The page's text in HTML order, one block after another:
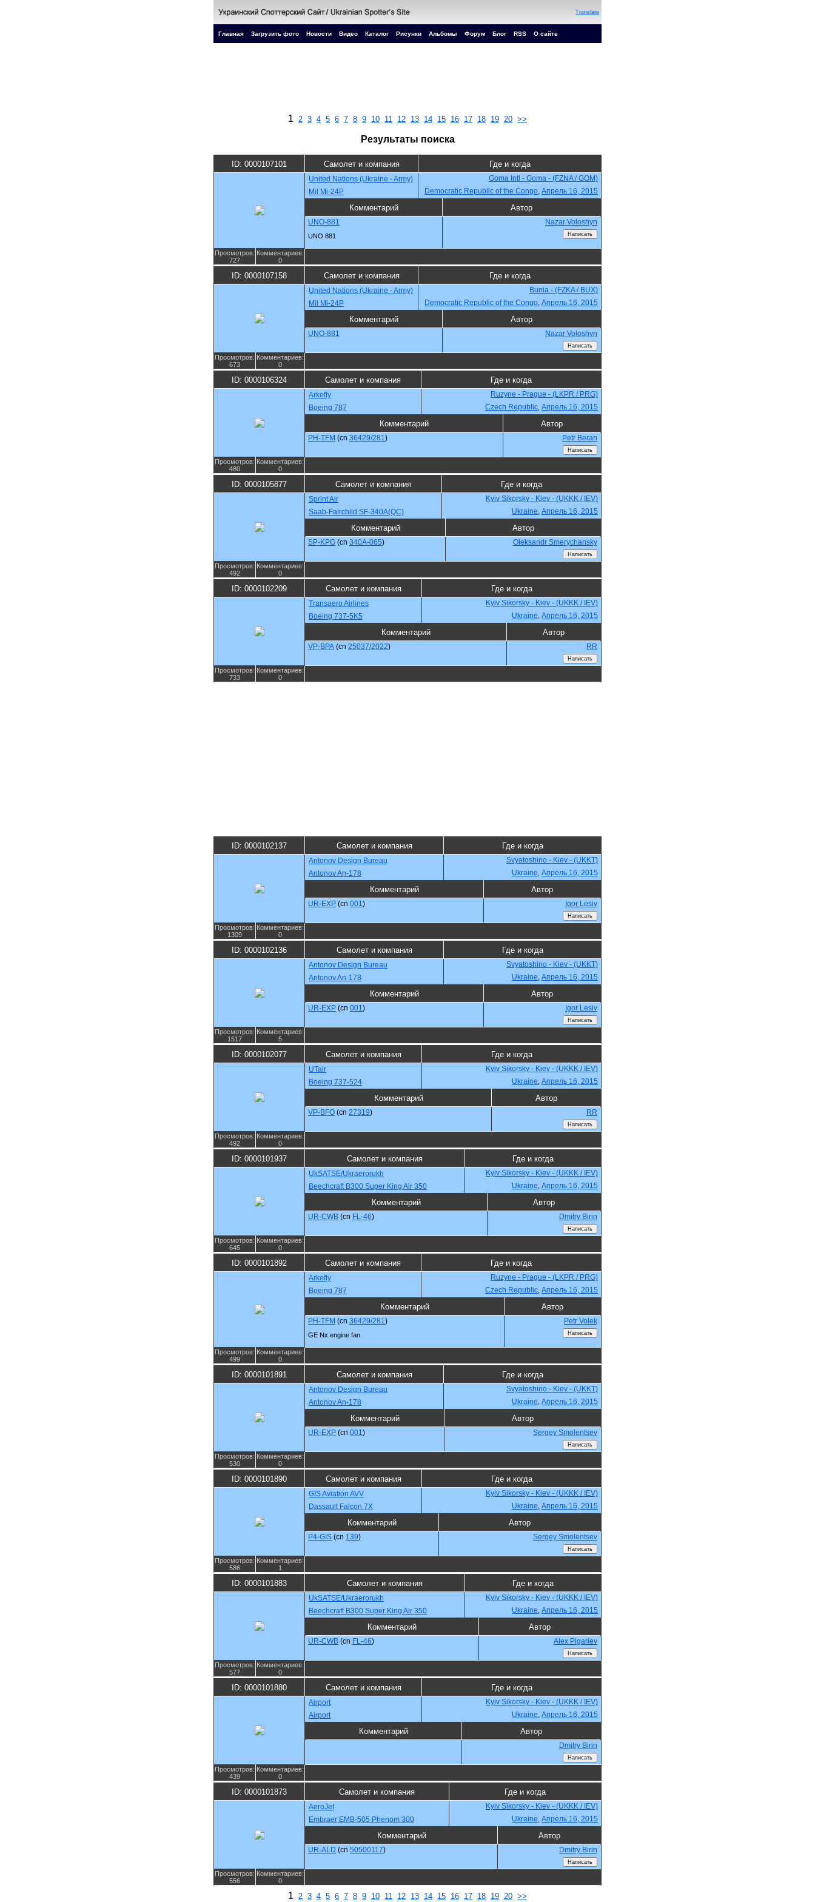
Translate
Главная Загрузить фото Новости Видео Каталог Рисунки Альбомы Форум Блог RSS О сайте
1 2 3 4 5 6 7 8 9 10 11 12 13 14 15 16 17 18 19 20 >>
Результаты поиска
ID: 0000107101 Самолет и компания Где и когда
United Nations (Ukraine - Army)
Goma Intl - Goma - (FZNA / GOM)
Mil Mi-24P
Democratic Republic of the Congo, Апрель 16, 2015
Комментарий Автор
UNO-881
UNO 881
Nazar Voloshyn
Просмотров:
727
Комментариев:
0
ID: 0000107158 Самолет и компания Где и когда
United Nations (Ukraine - Army)
Bunia - (FZKA / BUX)
Mil Mi-24P
Democratic Republic of the Congo, Апрель 16, 2015
Комментарий Автор
UNO-881 Nazar Voloshyn
Просмотров:
673
Комментариев:
0
ID: 0000106324 Самолет и компания Где и когда
Arkefly
Ruzyne - Prague - (LKPR / PRG)
Boeing 787
Czech Republic, Апрель 16, 2015
Комментарий Автор
PH-TFM (cn 36429/281) Petr Beran
Просмотров:
480
Комментариев:
0
ID: 0000105877 Самолет и компания Где и когда
Sprint Air
Kyiv Sikorsky - Kiev - (UKKK / IEV)
Saab-Fairchild SF-340A(QC)
Ukraine, Апрель 16, 2015
Комментарий Автор
SP-KPG (cn 340A-065) Oleksandr Smerychansky
Просмотров:
492
Комментариев:
0
ID: 0000102209 Самолет и компания Где и когда
Transaero Airlines
Kyiv Sikorsky - Kiev - (UKKK / IEV)
Boeing 737-5K5
Ukraine, Апрель 16, 2015
Комментарий Автор
VP-BPA (cn 25037/2022) RR
Просмотров:
733
Комментариев:
0
ID: 0000102137 Самолет и компания Где и когда
Antonov Design Bureau
Svyatoshino - Kiev - (UKKT)
Antonov An-178
Ukraine, Апрель 16, 2015
Комментарий Автор
UR-EXP (cn 001) Igor Lesiv
Просмотров:
1309
Комментариев:
0
ID: 0000102136 Самолет и компания Где и когда
Antonov Design Bureau
Svyatoshino - Kiev - (UKKT)
Antonov An-178
Ukraine, Апрель 16, 2015
Комментарий Автор
UR-EXP (cn 001) Igor Lesiv
Просмотров:
1517
Комментариев:
5
ID: 0000102077 Самолет и компания Где и когда
UTair
Kyiv Sikorsky - Kiev - (UKKK / IEV)
Boeing 737-524
Ukraine, Апрель 16, 2015
Комментарий Автор
VP-BFO (cn 27319) RR
Просмотров:
492
Комментариев:
0
ID: 0000101937 Самолет и компания Где и когда
UkSATSE/Ukraerorukh
Kyiv Sikorsky - Kiev - (UKKK / IEV)
Beechcraft B300 Super King Air 350
Ukraine, Апрель 16, 2015
Комментарий Автор
UR-CWB (cn FL-46) Dmitry Birin
Просмотров:
645
Комментариев:
0
ID: 0000101892 Самолет и компания Где и когда
Arkefly
Ruzyne - Prague - (LKPR / PRG)
Boeing 787
Czech Republic, Апрель 16, 2015
Комментарий Автор
PH-TFM (cn 36429/281)
GE Nx engine fan.
Petr Volek
Просмотров:
499
Комментариев:
0
ID: 0000101891 Самолет и компания Где и когда
Antonov Design Bureau
Svyatoshino - Kiev - (UKKT)
Antonov An-178
Ukraine, Апрель 16, 2015
Комментарий Автор
UR-EXP (cn 001) Sergey Smolentsev
Просмотров:
530
Комментариев:
0
ID: 0000101890 Самолет и компания Где и когда
GIS Aviation AVV
Kyiv Sikorsky - Kiev - (UKKK / IEV)
Dassault Falcon 7X
Ukraine, Апрель 16, 2015
Комментарий Автор
P4-GIS (cn 139) Sergey Smolentsev
Просмотров:
586
Комментариев:
1
ID: 0000101883 Самолет и компания Где и когда
UkSATSE/Ukraerorukh
Kyiv Sikorsky - Kiev - (UKKK / IEV)
Beechcraft B300 Super King Air 350
Ukraine, Апрель 16, 2015
Комментарий Автор
UR-CWB (cn FL-46) Alex Pigariev
Просмотров:
577
Комментариев:
0
ID: 0000101880 Самолет и компания Где и когда
Airport
Kyiv Sikorsky - Kiev - (UKKK / IEV)
Airport
Ukraine, Апрель 16, 2015
Комментарий Автор
Dmitry Birin
Просмотров:
439
Комментариев:
0
ID: 0000101873 Самолет и компания Где и когда
AeroJet
Kyiv Sikorsky - Kiev - (UKKK / IEV)
Embraer EMB-505 Phenom 300
Ukraine, Апрель 16, 2015
Комментарий Автор
UR-ALD (cn 50500117) Dmitry Birin
Просмотров:
556
Комментариев:
0
1 2 3 4 5 6 7 8 9 10 11 12 13 14 15 16 17 18 19 20 >>